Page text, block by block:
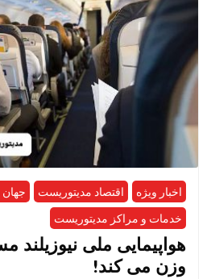
اخبار ویژه اقتصاد مدیتوریست
خدمات و مراکز مدیتوریست
هواپیمایی ملی نیوزیلند
وزن می کند!